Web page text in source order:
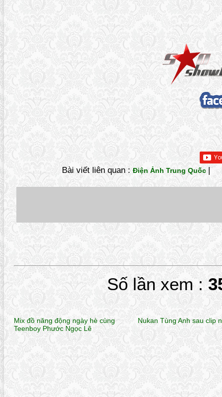
Bài viết liên quan : Điện Ảnh Trung Quốc |
Số lần xem :
Mix đồ năng động ngày hè cùng
Teenboy Phước Ngọc Lê
Nukan Tùng Anh sau clip